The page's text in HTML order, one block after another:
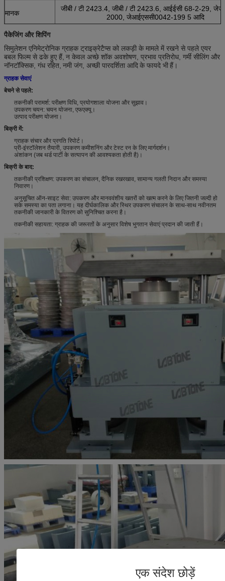
एक संदेश छोड़ें
मानक
जीबी / टी 2423.4, जीबी / टी 2423.6, आईईसी 68-2-29,
2000, जेआईएससी0042-199 5 आदि
पैकेजिंग और शिपिंग
सिमुलेशन एनिमेट्रोनिक ग्राहक ट्राइक्रेटैप्स को लकड़ी के मामले में रखने से पहले एयर
बबल फिल्म से ढके हुए हैं, न केवल अच्छे शॉक अवशोषण, प्रभाव प्रतिरोध, गर्मी सीलिंग और
नॉनटॉक्सिक, गंध रहित, नमी जंग, अच्छी पारदर्शिता आदिके फायदे भीहैं।
ग्राहक सेवाएं
बेचने से पहले:
तकनीकी परामर्श: परीक्षण विधि, प्रयोगशाला योजना और सुझाव।
उपकरण चयन: चयन योजना, एफएक्यू।
उत्पाद परीक्षण योजना।
बिक्री में:
ग्राहक संचार और प्रगति रिपोर्ट।
प्री-इंस्टॉलेशन तैयारी, उपकरण कमीशनिंग और टेस्ट रन के लिए मार्गदर्शन।
अंशांकन (जब थर्ड पार्टी के सत्यापन की आवश्यकता होती है)।
बिक्री के बाद:
तकनीकी प्रशिक्षण: उपकरण का संचालन, दैनिक रखरखाव, सामान्य गलती निदान और समस्या
निवारण।
अनुसूचित ऑन-साइट सेवा: उपकरण और मानववंशीय खतरों को खत्म करने के लिए जितनी जल्दी हो
सके समस्या का पता लगाना। यह दीर्घकालिक और स्थिर उपकरण संचालन के साथ-साथ नवीनतम
तकनीकी जानकारी के वितरण को सुनिश्चित करना है।
तकनीकी सहायता: ग्राहक की जरूरतों के अनुसार विशेष भुगतान सेवाएं प्रदान की जाती हैं।